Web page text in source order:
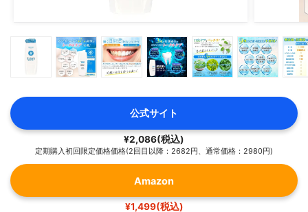
公式サイト
¥2,086(税込)
定期購入初回限定価格価格(2回目以降：2682円、通常価格：2980円)
Amazon
¥1,499(税込)